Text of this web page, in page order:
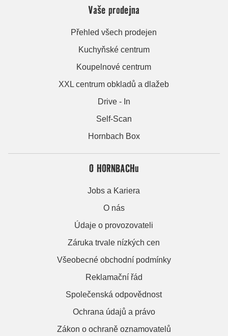
Vaše prodejna
Přehled všech prodejen
Kuchyňské centrum
Koupelnové centrum
XXL centrum obkladů a dlažeb
Drive - In
Self-Scan
Hornbach Box
O HORNBACHu
Jobs a Kariera
O nás
Údaje o provozovateli
Záruka trvale nízkých cen
Všeobecné obchodní podmínky
Reklamační řád
Společenská odpovědnost
Ochrana údajů a právo
Zákon o ochraně oznamovatelů